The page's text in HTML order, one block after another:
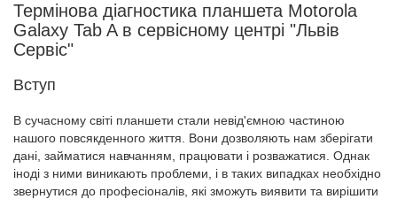
Термінова діагностика планшета Motorola
Galaxy Tab A в сервісному центрі "Львів
Сервіс"
Вступ
В сучасному світі планшети стали невід'ємною частиною
нашого повсякденного життя. Вони дозволяють нам зберігати
дані, займатися навчанням, працювати і розважатися. Однак
іноді з ними виникають проблеми, і в таких випадках необхідно
звернутися до професіоналів, які зможуть виявити та вирішити